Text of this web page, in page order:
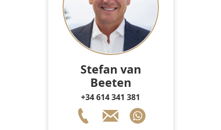
Stefan van
Beeten
+34 614 341 381